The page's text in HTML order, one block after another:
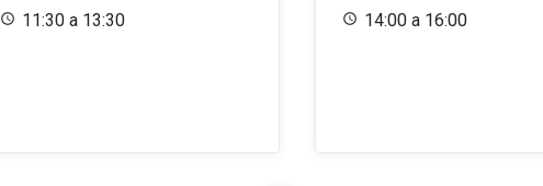
11:30 a 13:30
14:00 a 16:00